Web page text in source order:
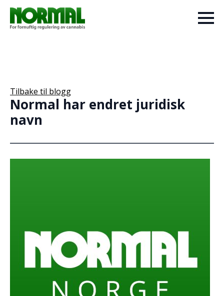
Tilbake til blogg
Normal har endret juridisk
navn